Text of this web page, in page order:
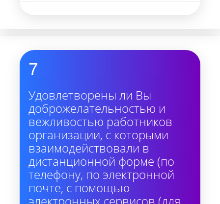
7
Удовлетворены ли Вы
доброжелательностью и
вежливостью работников
организации, с которыми
взаимодействовали в
дистанционной форме (по
телефону, по электронной
почте, с помощью